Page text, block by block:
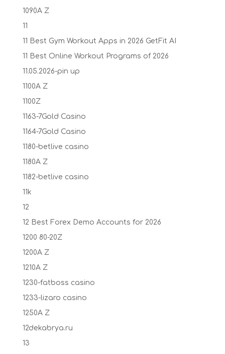
1090A Z
11
11 Best Gym Workout Apps in 2026 GetFit AI
11 Best Online Workout Programs of 2026
11.05.2026-pin up
1100A Z
1100Z
1163-7Gold Casino
1164-7Gold Casino
1180-betlive casino
1180A Z
1182-betlive casino
11k
12
12 Best Forex Demo Accounts for 2026
1200 80-20Z
1200A Z
1210A Z
1230-fatboss casino
1233-lizaro casino
1250A Z
12dekabrya.ru
13